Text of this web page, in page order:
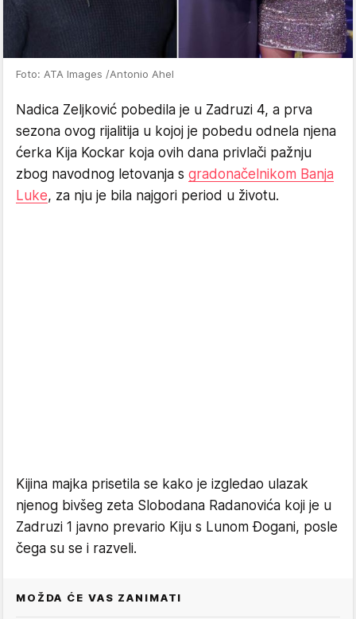
Foto: ATA Images /Antonio Ahel
Nadica Zeljković pobedila je u Zadruzi 4, a prva
sezona ovog rijalitija u kojoj je pobedu odnela njena
ćerka Kija Kockar koja ovih dana privlači pažnju
zbog navodnog letovanja s gradonačelnikom Banja
Luke, za nju je bila najgori period u životu.
Kijina majka prisetila se kako je izgledao ulazak
njenog bivšeg zeta Slobodana Radanovića koji je u
Zadruzi 1 javno prevario Kiju s Lunom Đogani, posle
čega su se i razveli.
MOŽDA ĆE VAS ZANIMATI